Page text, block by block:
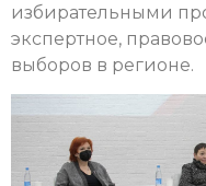
избирательными
экспертное,
выборов в регионе.